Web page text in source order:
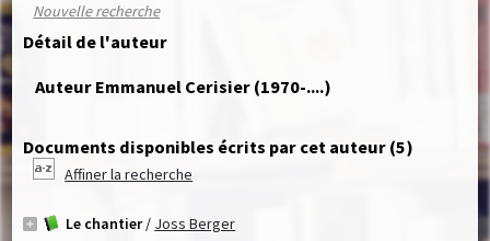
Nouvelle recherche
Détail de l'auteur
Auteur Emmanuel Cerisier (1970-....)
Documents disponibles écrits par cet auteur (5)
Affiner la recherche
Le chantier/ Joss Berger